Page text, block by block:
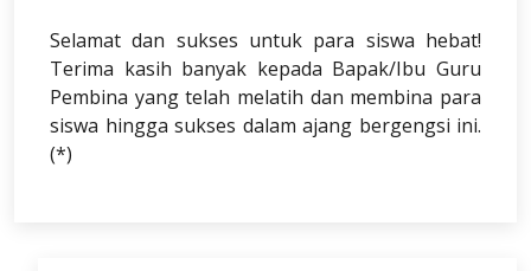
Selamat dan sukses untuk para siswa hebat!
Terima kasih banyak kepada Bapak/Ibu Guru
Pembina yang telah melatih dan membina para
siswa hingga sukses dalam ajang bergengsi ini.
(*)